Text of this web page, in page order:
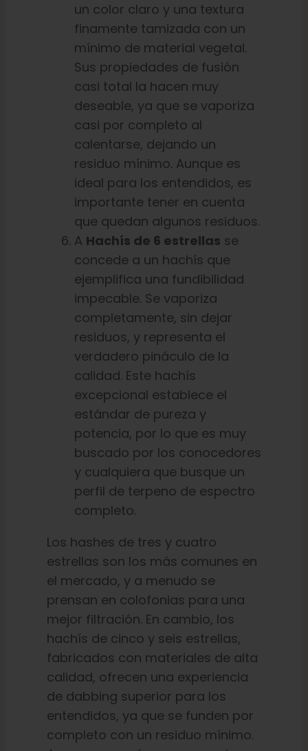
un color claro y una textura
finamente tamizada con un
mínimo de material vegetal.
Sus propiedades de fusión
casi total la hacen muy
deseable, ya que se vaporiza
casi por completo al
calentarse, dejando un
residuo mínimo. Aunque es
ideal para los entendidos, es
importante tener en cuenta
que quedan algunos residuos.
A Hachís de 6 estrellas se
concede a un hachís que
ejemplifica una fundibilidad
impecable. Se vaporiza
completamente, sin dejar
residuos, y representa el
verdadero pináculo de la
calidad. Este hachís
excepcional establece el
estándar de pureza y
potencia, por lo que es muy
buscado por los conocedores
y cualquiera que busque un
perfil de terpeno de espectro
completo.
Los hashes de tres y cuatro
estrellas son los más comunes en
el mercado, y a menudo se
prensan en colofonias para una
mejor filtración. En cambio, los
hachís de cinco y seis estrellas,
fabricados con materiales de alta
calidad, ofrecen una experiencia
de dabbing superior para los
entendidos, ya que se funden por
completo con un residuo mínimo.